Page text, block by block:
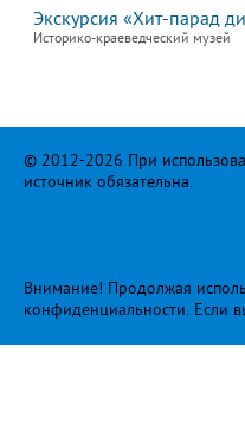
Экскурсия «Хит-парад
Историко-краеведческий музей
© 2012-2026 При
источник обязательна.
Внимание! Продолжая
конфиденциальности. Если